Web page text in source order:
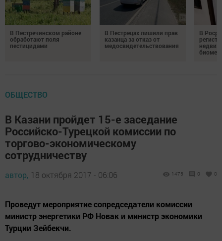
В Пестречинском районе
обработают поля
пестицидами
В Пестрецах лишили прав
казанца за отказ от
медосвидетельствования
В
ОБЩЕСТВО
В Казани пройдет 15-е заседание
Российско-Турецкой комиссии по
торгово-экономическому
сотрудничеству
автор, 18 октября 2017 - 06:06 1475 0 0
Проведут мероприятие сопредседатели комиссии
министр энергетики РФ Новак и министр экономики
Турции Зейбекчи.